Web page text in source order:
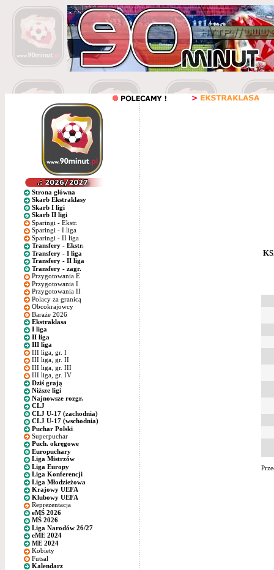
Strona główna
Skarb Ekstraklasy
Skarb I ligi
Skarb II ligi
Sparingi - Ekstr.
Sparingi - I liga
Sparingi - II liga
Transfery - Ekstr.
Transfery - I liga
Transfery - II liga
Transfery - zagr.
Przygotowania E
Przygotowania I
Przygotowania II
Polacy za granicą
Obcokrajowcy
Baraże 2026
Ekstraklasa
I liga
II liga
III liga
III liga, gr. I
III liga, gr. II
III liga, gr. III
III liga, gr. IV
Dziś grają
Niższe ligi
Najnowsze rozgr.
CLJ
CLJ U-17 (zachodnia)
CLJ U-17 (wschodnia)
Puchar Polski
Superpuchar
Puch. okręgowe
Europuchary
Liga Mistrzów
Liga Europy
Liga Konferencji
Liga Młodzieżowa
Krajowy UEFA
Klubowy UEFA
Reprezentacja
eMŚ 2026
MŚ 2026
Liga Narodów 26/27
eME 2024
ME 2024
Kobiety
Futsal
Kalendarz